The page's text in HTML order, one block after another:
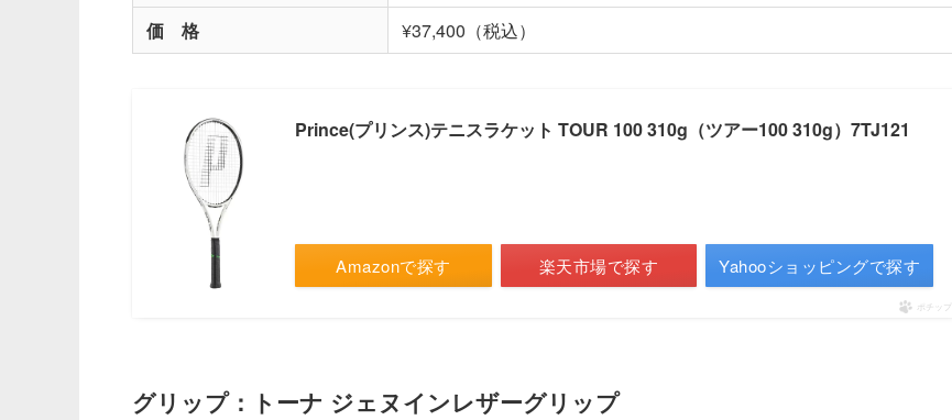
価 格
¥37,400（税込）
Prince(プリンス)テニスラケット TOUR 100 310g（ツアー100 310g）7TJ121
Amazonで探す 楽天市場で探す Yahooショッピングで探す
ポチップ
グリップ：トーナ ジェヌインレザーグリップ